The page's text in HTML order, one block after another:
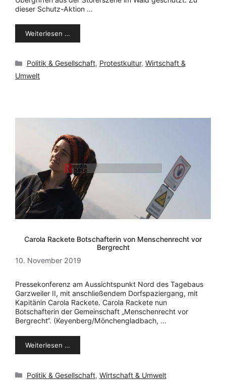
dieser Schutz-Aktion …
Weiterlesen …
Kategorien
Politik & Gesellschaft, Protestkultur, Wirtschaft &
Umwelt
Carola Rackete Botschafterin von Menschenrecht vor
Bergrecht
10. November 2019
Pressekonferenz am Aussichtspunkt Nord des Tagebaus
Garzweiler II, mit anschließendem Dorfspaziergang, mit
Kapitänin Carola Rackete. Carola Rackete nun
Botschafterin der Gemeinschaft „Menschenrecht vor
Bergrecht“. (Keyenberg/Mönchengladbach, …
Weiterlesen …
Kategorien
Politik & Gesellschaft, Wirtschaft & Umwelt